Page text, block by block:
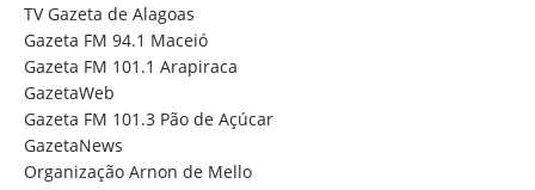
TV Gazeta de Alagoas
Gazeta FM 94.1 Maceió
Gazeta FM 101.1 Arapiraca
GazetaWeb
Gazeta FM 101.3 Pão de Açúcar
GazetaNews
Organização Arnon de Mello